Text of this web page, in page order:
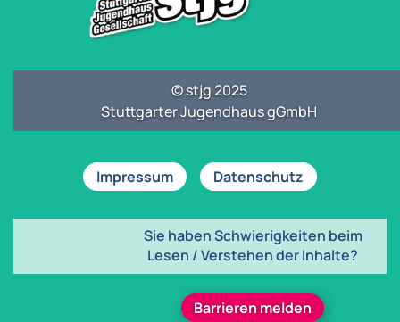
© stjg 2025
Stuttgarter Jugendhaus gGmbH
Impressum Datenschutz
Sie haben Schwierigkeiten beim
Lesen / Verstehen der Inhalte?
Barrieren melden